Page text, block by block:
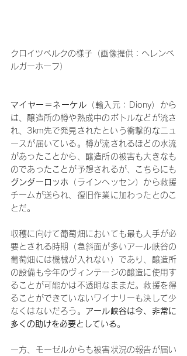
クロイツベルクの様子（画像提供：ヘレンベ
ルガーホーフ）
マイヤー＝ネーケル （輸入元：Diony）から
は、醸造所の樽や熟成中のボトルなどが流さ
れ、3km先で発見されたという衝撃的なニュ
ースが届いている。樽が流されるほどの水流
があったことから、醸造所の被害も大きなも
のであったことが予想されるが、こちらにも
グンダーロッホ
（ラインヘッセン）から救援
チームが送られ、復旧作業に加わったとのこ
とだ。
収穫に向けて葡萄畑においても最も人手が必
要とされる時期（急斜面が多いアール峡谷の
葡萄畑には機械が入れない）であり、醸造所
の設備も今年のヴィンテージの醸造に使用す
ることが可能かは不透明なままだ。救援を得
ることができていないワイナリーも決して少
なくはないだろう。 アール峡谷は今、非常に
多くの助けを必要としている 。
一方、モーゼルからも被害状況の報告が届い